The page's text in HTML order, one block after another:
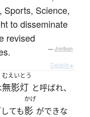
Sports, Science,
to disseminate
revised
— Jreibun
Details ▸
むえいとう
無影灯 と呼ばれ、
ても
かげ
影 ができな